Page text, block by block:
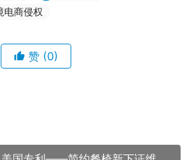
电商侵权
赞 (0)